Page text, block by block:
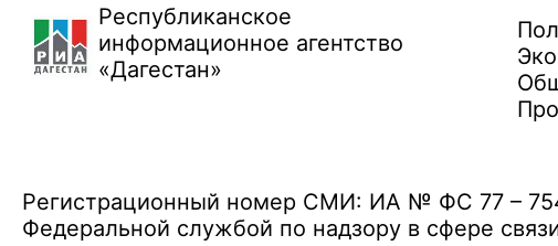
Республиканское
информационное агентство
«Дагестан»
Регистрационный номер СМИ: ИА № ФС 77 –
Федеральной службой по надзору в сфере